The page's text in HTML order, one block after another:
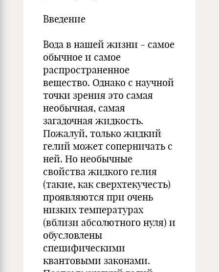
Введение
Вода в нашей жизни - самое
обычное и самое
распространенное
вещество. Однако с научной
точки зрения это самая
необычная, самая
загадочная жидкость.
Пожалуй, только жидкий
гелий может соперничать с
ней. Но необычные
свойства жидкого гелия
(такие, как сверхтекучесть)
проявляются при очень
низких температурах
(вблизи абсолютного нуля) и
обусловлены
специфическими
квантовыми законами.